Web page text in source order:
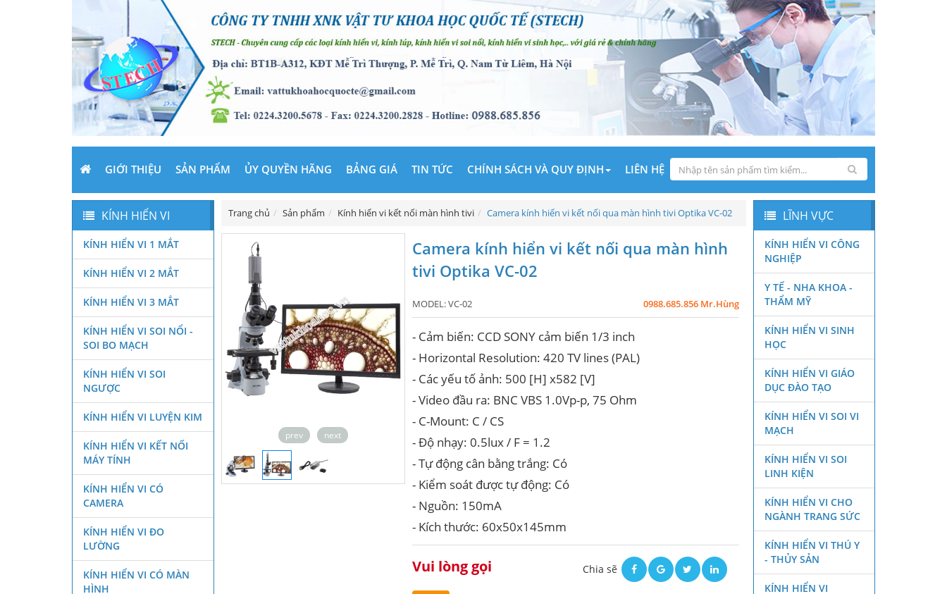
GIỚI THIỆU SẢN PHẨM ỦY QUYỀN HÃNG BẢNG GIÁ TIN TỨC CHÍNH SÁCH VÀ QUY ĐỊNH LIÊN HỆ
Trang chủ Sản phẩm Kính hiển vi kết nối màn hình tivi Camera kính hiển vi kết nối qua màn hình tivi Optika VC-02
prev next
Camera kính hiển vi kết nối qua màn hình
tivi Optika VC-02
MODEL:VC-02 0988.685.856 Mr.Hùng
- Cảm biến: CCD SONY cảm biến 1/3 inch
- Horizontal Resolution: 420 TV lines (PAL)
- Các yếu tố ảnh: 500 [H] x582 [V]
- Video đầu ra: BNC VBS 1.0Vp-p, 75 Ohm
- C-Mount: C / CS
- Độ nhạy: 0.5lux / F = 1.2
- Tự động cân bằng trắng: Có
- Kiểm soát được tự động: Có
- Nguồn: 150mA
- Kích thước: 60x50x145mm
Vui lòng gọi Chia sẽ
KÍNH HIỂN VI
KÍNH HIỂN VI 1 MẮT
KÍNH HIỂN VI 2 MẮT
KÍNH HIỂN VI 3 MẮT
KÍNH HIỂN VI SOI NỔI -
SOI BO MẠCH
KÍNH HIỂN VI SOI
NGƯỢC
KÍNH HIỂN VI LUYỆN KIM
KÍNH HIỂN VI KẾT NỐI
MÁY TÍNH
KÍNH HIỂN VI CÓ
CAMERA
KÍNH HIỂN VI ĐO
LƯỜNG
KÍNH HIỂN VI CÓ MÀN
HÌNH
LĨNH VỰC
KÍNH HIỂN VI CÔNG
NGHIỆP
Y TẾ - NHA KHOA -
THẨM MỸ
KÍNH HIỂN VI SINH
HỌC
KÍNH HIỂN VI GIÁO
DỤC ĐÀO TẠO
KÍNH HIỂN VI SOI VI
MẠCH
KÍNH HIỂN VI SOI
LINH KIỆN
KÍNH HIỂN VI CHO
NGÀNH TRANG SỨC
KÍNH HIỂN VI THÚ Y
- THỦY SẢN
KÍNH HIỂN VI